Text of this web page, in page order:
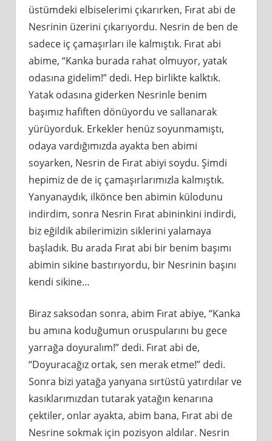
üstümdeki elbiselerimi çıkarırken, Fırat abi de
Nesrinin üzerini çıkarıyordu. Nesrin de ben de
sadece iç çamaşırları ile kalmıştık. Fırat abi
abime, “Kanka burada rahat olmuyor, yatak
odasına gidelim!” dedi. Hep birlikte kalktık.
Yatak odasına giderken Nesrinle benim
başımız hafiften dönüyordu ve sallanarak
yürüyorduk. Erkekler henüz soyunmamıştı,
odaya vardığımızda ayakta ben abimi
soyarken, Nesrin de Fırat abiyi soydu. Şimdi
hepimiz de de iç çamaşırlarımızla kalmıştık.
Yanyanaydık, ilkönce ben abimin külodunu
indirdim, sonra Nesrin Fırat abininkini indirdi,
biz eğildik abilerimizin siklerini yalamaya
başladık. Bu arada Fırat abi bir benim başımı
abimin sikine bastırıyordu, bir Nesrinin başını
kendi sikine…
Biraz saksodan sonra, abim Fırat abiye, “Kanka
bu amına koduğumun oruspularını bu gece
yarrağa doyuralım!” dedi. Fırat abi de,
“Doyuracağız ortak, sen merak etme!” dedi.
Sonra bizi yatağa yanyana sırtüstü yatırdılar ve
kasıklarımızdan tutarak yatağın kenarına
çektiler, onlar ayakta, abim bana, Fırat abi de
Nesrine sokmak için pozisyon aldılar. Nesrin